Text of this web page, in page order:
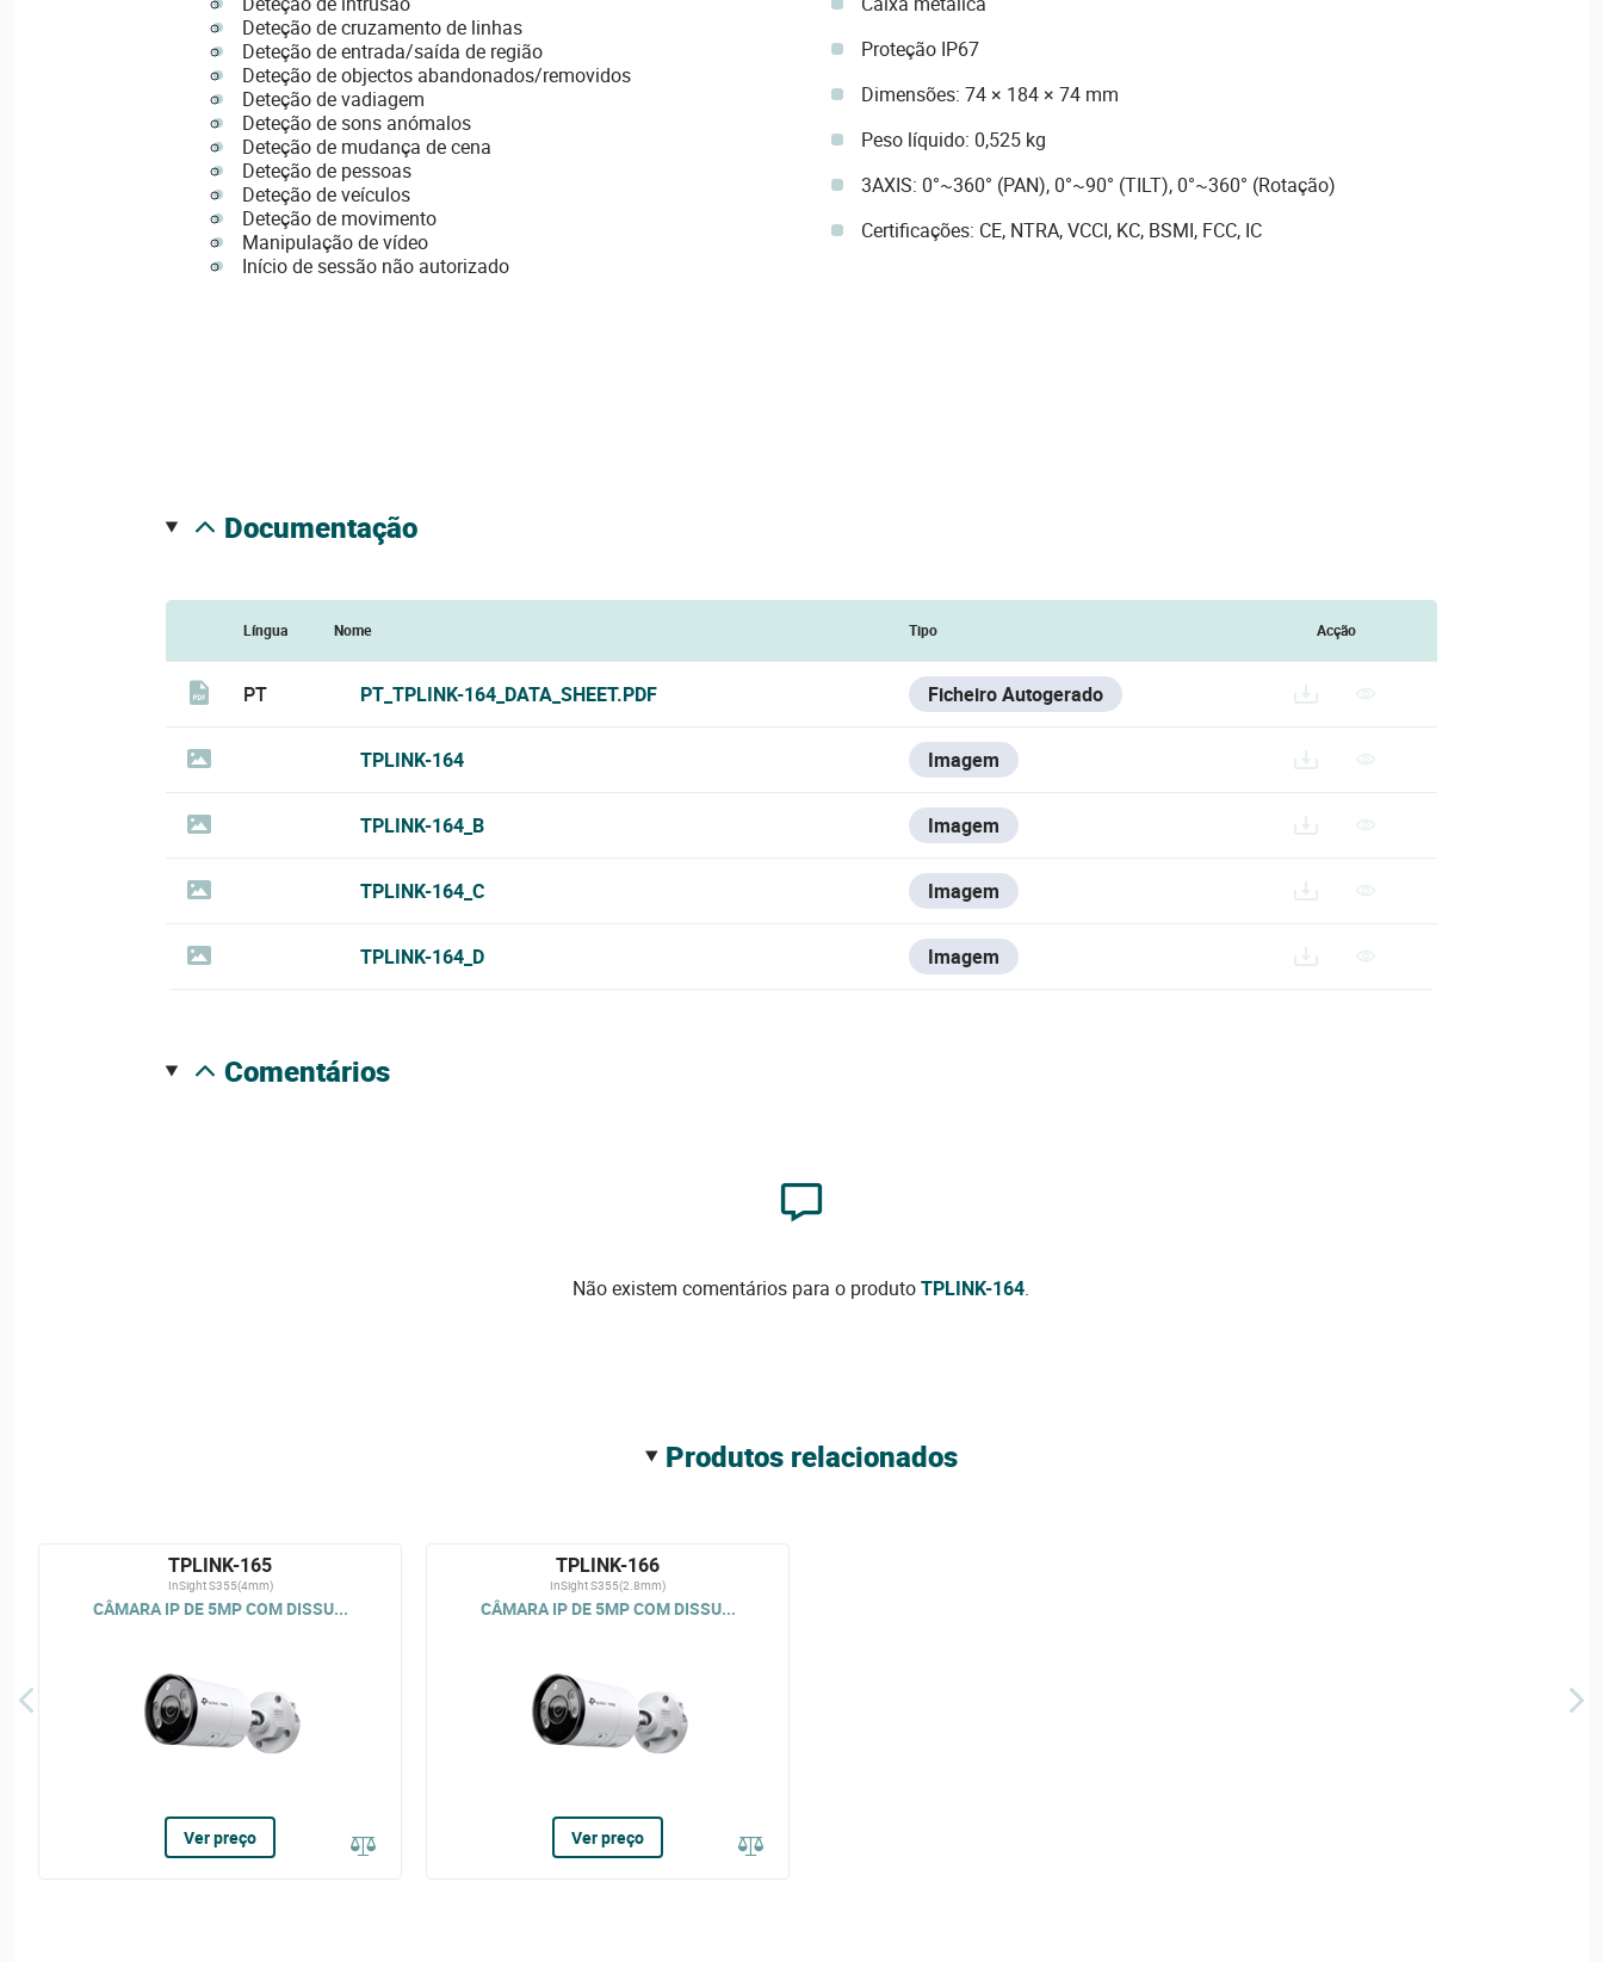
Deteção de cruzamento de linhas
Deteção de entrada/saída de região
Deteção de objectos abandonados/removidos
Deteção de vadiagem
Deteção de sons anómalos
Deteção de mudança de cena
Deteção de pessoas
Deteção de veículos
Deteção de movimento
Manipulação de vídeo
Início de sessão não autorizado
Proteção IP67
Dimensões: 74 × 184 × 74 mm
Peso líquido: 0,525 kg
3AXIS: 0°~360° (PAN), 0°~90° (TILT), 0°~360° (Rotação)
Certificações: CE, NTRA, VCCI, KC, BSMI, FCC, IC
documentação
Língua Nome Tipo Acção
PT PT_TPLINK-164_DATA_SHEET.PDF Ficheiro Autogerado
TPLINK-164 Imagem
TPLINK-164_B Imagem
TPLINK-164_C Imagem
TPLINK-164_D Imagem
comentários
Não existem comentários para o produtoTPLINK-164.
produtos relacionados
TPLINK-165
InSight S355(4mm)
CÂMARA IP DE 5MP COM DISSU...
Ver preço
TPLINK-166
InSight S355(2.8mm)
CÂMARA IP DE 5MP COM DISSU...
Ver preço